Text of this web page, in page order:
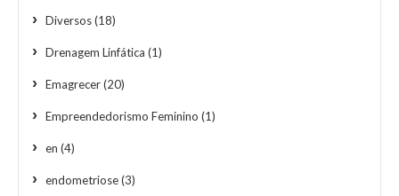
Diversos(18)
Drenagem Linfática (1)
Emagrecer(20)
Empreendedorismo Feminino (1)
en (4)
endometriose(3)